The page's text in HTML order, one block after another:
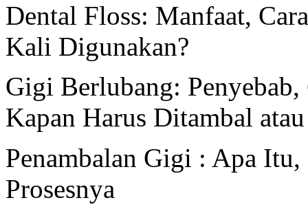
Dental Floss: Manfaat,
Kali Digunakan?
Gigi Berlubang:
Kapan Harus Ditambal
Penambalan Gigi : Apa
Prosesnya